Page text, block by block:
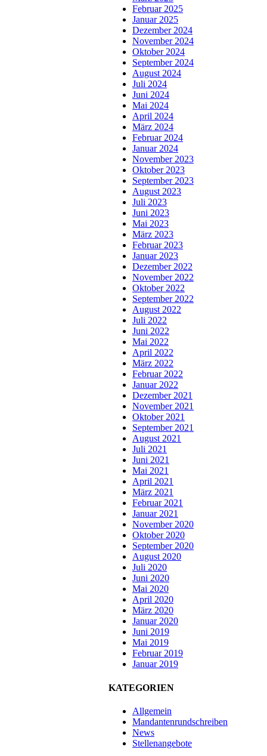
Februar 2025
Januar 2025
Dezember 2024
November 2024
Oktober 2024
September 2024
August 2024
Juli 2024
Juni 2024
Mai 2024
April 2024
März 2024
Februar 2024
Januar 2024
November 2023
Oktober 2023
September 2023
August 2023
Juli 2023
Juni 2023
Mai 2023
März 2023
Februar 2023
Januar 2023
Dezember 2022
November 2022
Oktober 2022
September 2022
August 2022
Juli 2022
Juni 2022
Mai 2022
April 2022
März 2022
Februar 2022
Januar 2022
Dezember 2021
November 2021
Oktober 2021
September 2021
August 2021
Juli 2021
Juni 2021
Mai 2021
April 2021
März 2021
Februar 2021
Januar 2021
November 2020
Oktober 2020
September 2020
August 2020
Juli 2020
Juni 2020
Mai 2020
April 2020
März 2020
Januar 2020
Juni 2019
Mai 2019
Februar 2019
Januar 2019
KATEGORIEN
Allgemein
Mandantenrundschreiben
News
Stellenangebote